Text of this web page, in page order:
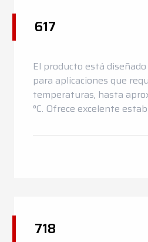
617
El producto está
para aplicaciones que
temperaturas, hasta
°C. Ofrece excelente
718